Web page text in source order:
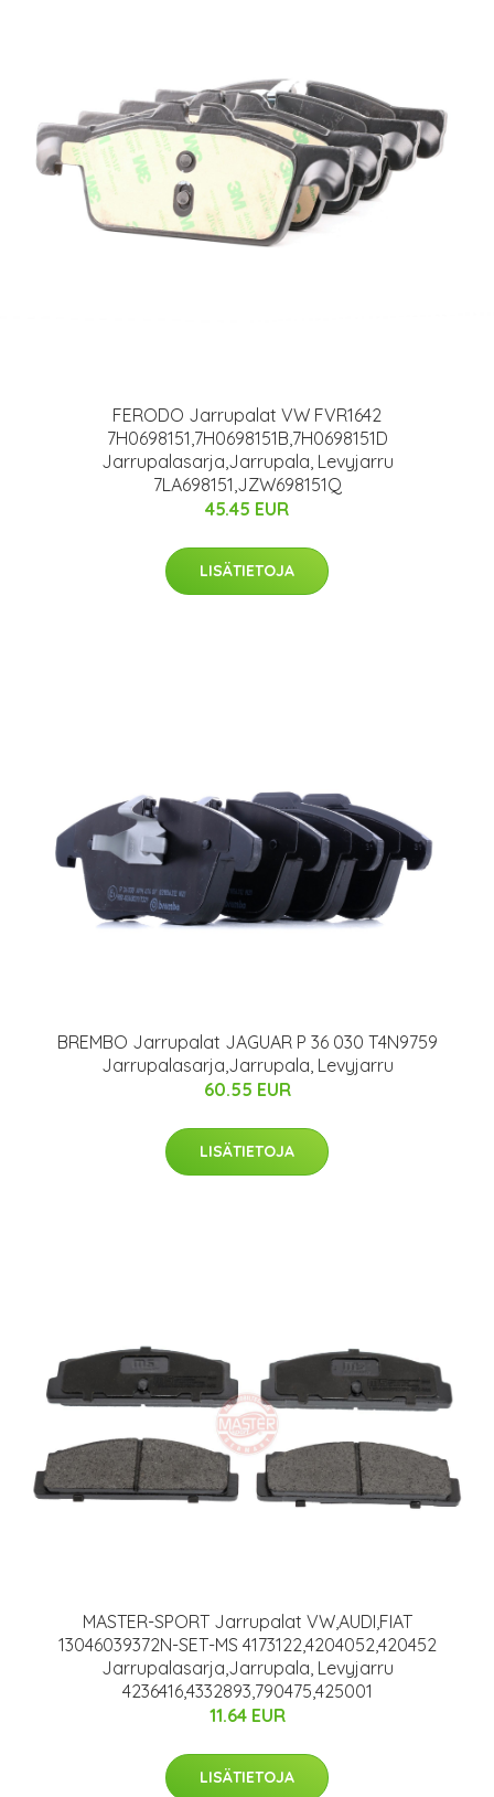
FERODO Jarrupalat VW FVR1642
7H0698151,7H0698151B,7H0698151D
Jarrupalasarja,Jarrupala, Levyjarru
7LA698151,JZW698151Q
45.45 EUR
LISÄTIETOJA
BREMBO Jarrupalat JAGUAR P 36 030 T4N9759
Jarrupalasarja,Jarrupala, Levyjarru
60.55 EUR
LISÄTIETOJA
MASTER-SPORT Jarrupalat VW,AUDI,FIAT
13046039372N-SET-MS 4173122,4204052,420452
Jarrupalasarja,Jarrupala, Levyjarru
4236416,4332893,790475,425001
11.64 EUR
LISÄTIETOJA